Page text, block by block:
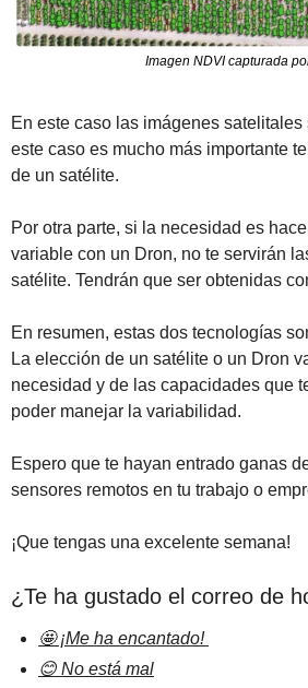
Imagen NDVI capturada
En este caso las imágenes
este caso es mucho más importante
de un satélite.
Por otra parte, si la necesidad es
variable con un Dron, no te servirán
satélite. Tendrán que ser obtenidas
En resumen, estas dos tecnologías
La elección de un satélite o un Dron
necesidad y de las capacidades que
poder manejar la variabilidad.
Espero que te hayan entrado ganas
sensores remotos en tu trabajo o
¡Que tengas una excelente semana!
¿Te ha gustado el correo de
🤩 ¡Me ha encantado!
😊 No está mal